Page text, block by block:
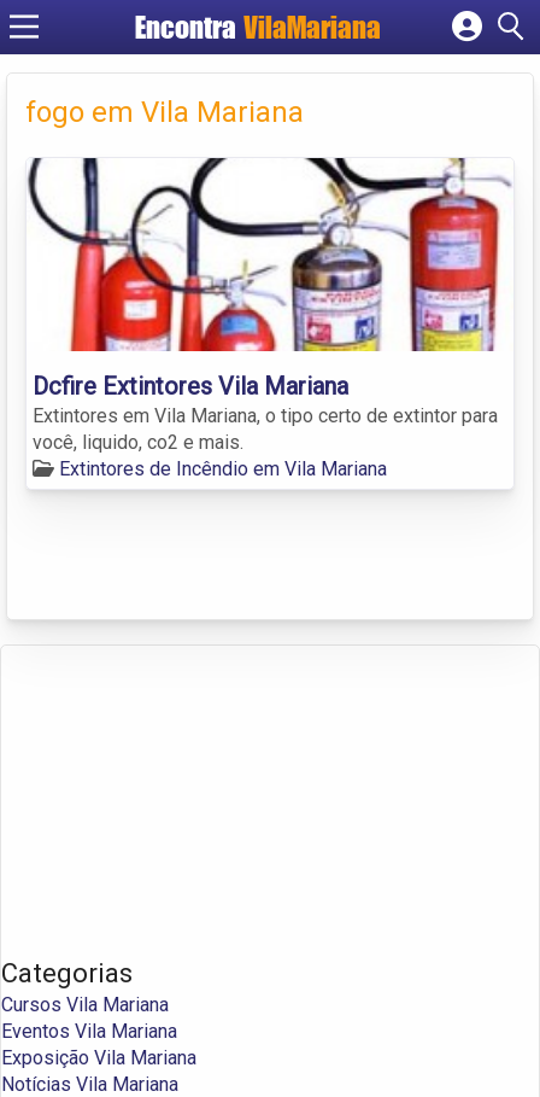
EncontraVilaMariana
Cadastrar empresa
Criar conta
fogo em Vila Mariana
Dcfire Extintores Vila Mariana
Extintores em Vila Mariana, o tipo certo de extintor para
você, liquido, co2 e mais.
Extintores de Incêndio em Vila Mariana
Categorias
Cursos Vila Mariana
Eventos Vila Mariana
Exposição Vila Mariana
Notícias Vila Mariana